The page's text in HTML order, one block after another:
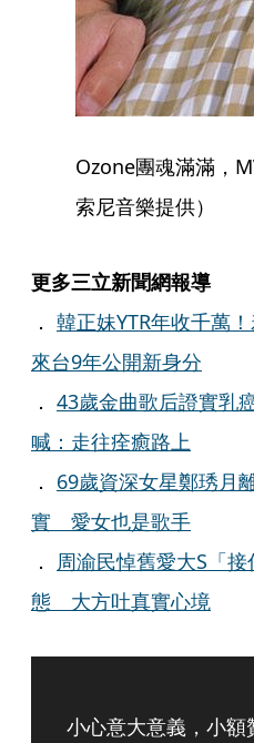
Ozone團魂滿滿，
索尼音樂提供）
更多三立新聞網報導
． 韓正妹YTR年收千萬
來台9年公開新身分
． 43歲金曲歌后證實乳
喊：走往痊癒路上
． 69歲資深女星鄭琇月
實 愛女也是歌手
． 周渝民悼舊愛大S「
態 大方吐真實心境
小心意大意義，小額